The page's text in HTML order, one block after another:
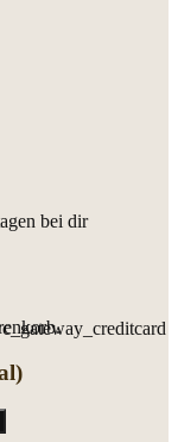
bei dir